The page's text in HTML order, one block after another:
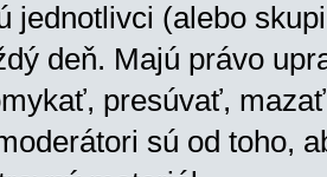
jednotlivci (alebo
deň. Majú právo
presúvať,
sú od toho,